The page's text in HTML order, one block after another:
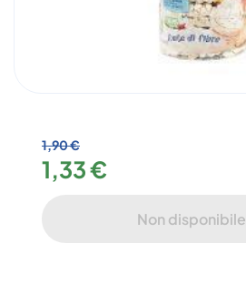
1,90 €
1,33 €
Non disponibile